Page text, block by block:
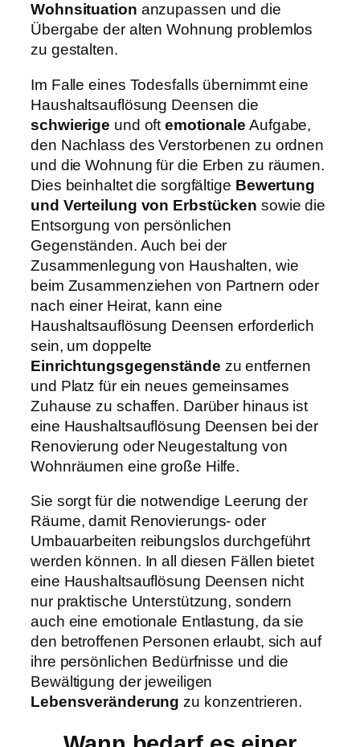
Wohnsituation anzupassen und die
Übergabe der alten Wohnung problemlos
zu gestalten.
Im Falle eines Todesfalls übernimmt eine
Haushaltsauflösung Deensen die
schwierige und oftemotionale Aufgabe,
den Nachlass des Verstorbenen zu ordnen
und die Wohnung für die Erben zu räumen.
Dies beinhaltet die sorgfältige Bewertung
und Verteilung von Erbstücken sowie die
Entsorgung von persönlichen
Gegenständen. Auch bei der
Zusammenlegung von Haushalten, wie
beim Zusammenziehen von Partnern oder
nach einer Heirat, kann eine
Haushaltsauflösung Deensen erforderlich
sein, um doppelte
Einrichtungsgegenstände zu entfernen
und Platz für ein neues gemeinsames
Zuhause zu schaffen. Darüber hinaus ist
eine Haushaltsauflösung Deensen bei der
Renovierung oder Neugestaltung von
Wohnräumen eine große Hilfe.
Sie sorgt für die notwendige Leerung der
Räume, damit Renovierungs- oder
Umbauarbeiten reibungslos durchgeführt
werden können. In all diesen Fällen bietet
eine Haushaltsauflösung Deensen nicht
nur praktische Unterstützung, sondern
auch eine emotionale Entlastung, da sie
den betroffenen Personen erlaubt, sich auf
ihre persönlichen Bedürfnisse und die
Bewältigung der jeweiligen
Lebensveränderung zu konzentrieren.